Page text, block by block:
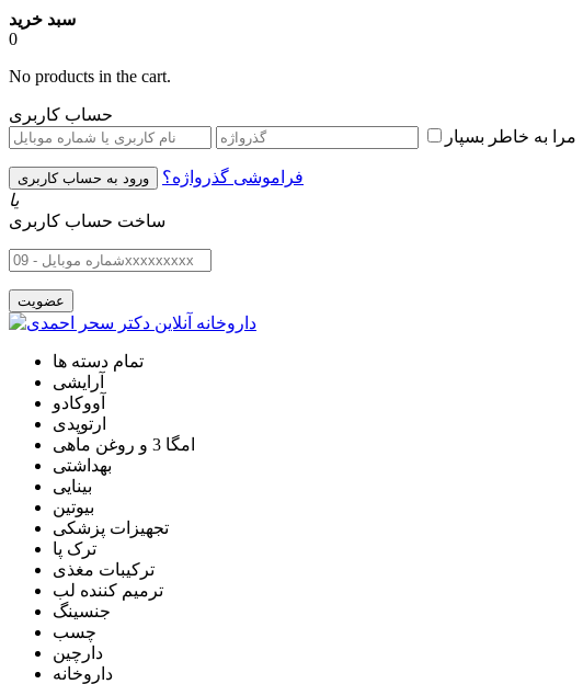
سبد خرید
0
No products in the cart.
حساب کاربری
مرا به خاطر بسپار
فراموشی گذرواژه؟
یا
ساخت حساب کاربری
تمام دسته ها
آرایشی
آووکادو
ارتوپدی
امگا 3 و روغن ماهی
بهداشتی
بینایی
بیوتین
تجهیزات پزشکی
ترک پا
ترکیبات مغذی
ترمیم کننده لب
جنسینگ
چسب
دارچین
داروخانه